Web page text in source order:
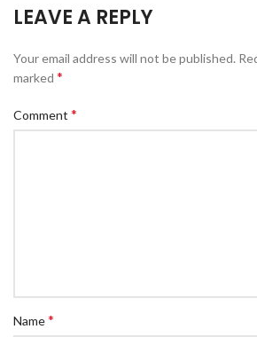
LEAVE A REPLY
Your email address will not be published.
marked *
Comment *
Name*